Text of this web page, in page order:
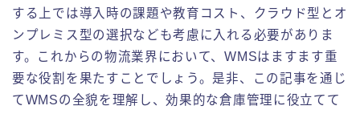
する上では導入時の課題や教育コスト、クラウド型とオ
ンプレミス型の選択なども考慮に入れる必要がありま
す。これからの物流業界において、WMSはますます重
要な役割を果たすことでしょう。是非、この記事を通じ
てWMSの全貌を理解し、効果的な倉庫管理に役立てて